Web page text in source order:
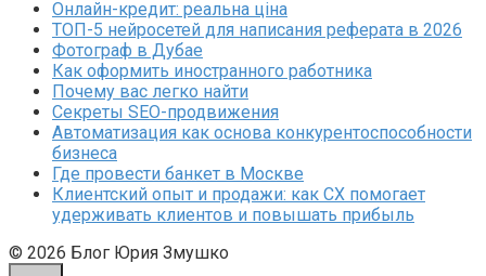
Онлайн-кредит: реальна ціна
ТОП-5 нейросетей для написания реферата в 2026
Фотограф в Дубае
Как оформить иностранного работника
Почему вас легко найти
Секреты SEO-продвижения
Автоматизация как основа конкурентоспособности
бизнеса
Где провести банкет в Москве
Клиентский опыт и продажи: как CX помогает
удерживать клиентов и повышать прибыль
© 2026 Блог Юрия Змушко